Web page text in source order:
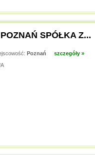
SPÓŁKA Z...
szczegóły »
Poznań